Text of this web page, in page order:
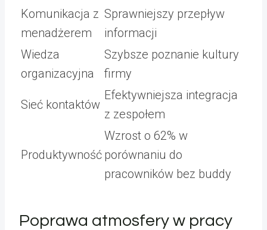
Komunikacja z
menadżerem
Sprawniejszy przepływ
informacji
Wiedza
organizacyjna
Szybsze poznanie kultury
firmy
Sieć kontaktów
Efektywniejsza integracja
z zespołem
Produktywność
Wzrost o 62% w
porównaniu do
pracowników bez buddy
Poprawa atmosfery w pracy